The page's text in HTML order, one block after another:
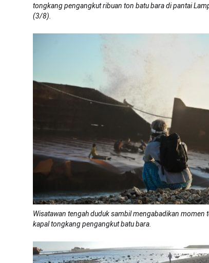
tongkang pengangkut ribuan ton batu bara di pantai
(3/8).
Wisatawan tengah duduk sambil mengabadikan momen
kapal tongkang pengangkut batu bara.